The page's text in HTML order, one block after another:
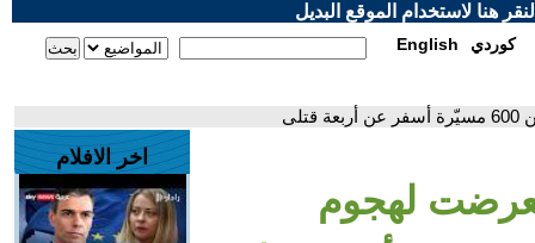
هنا لاستخدام الموقع البديل
English كوردي
لهجوم
اخر الافلام